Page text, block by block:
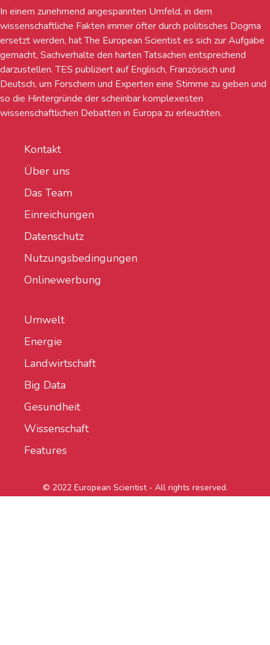
In einem zunehmend angespannten Umfeld, in dem
wissenschaftliche Fakten immer öfter durch politisches Dogma
ersetzt werden, hat The European Scientist es sich zur Aufgabe
gemacht, Sachverhalte den harten Tatsachen entsprechend
darzustellen. TES publiziert auf Englisch, Französisch und
Deutsch, um Forschern und Experten eine Stimme zu geben und
so die Hintergründe der scheinbar komplexesten
wissenschaftlichen Debatten in Europa zu erleuchten.
Kontakt
Über uns
Das Team
Einreichungen
Datenschutz
Nutzungsbedingungen
Onlinewerbung
Umwelt
Energie
Landwirtschaft
Big Data
Gesundheit
Wissenschaft
Features
© 2022 European Scientist - All rights reserved.